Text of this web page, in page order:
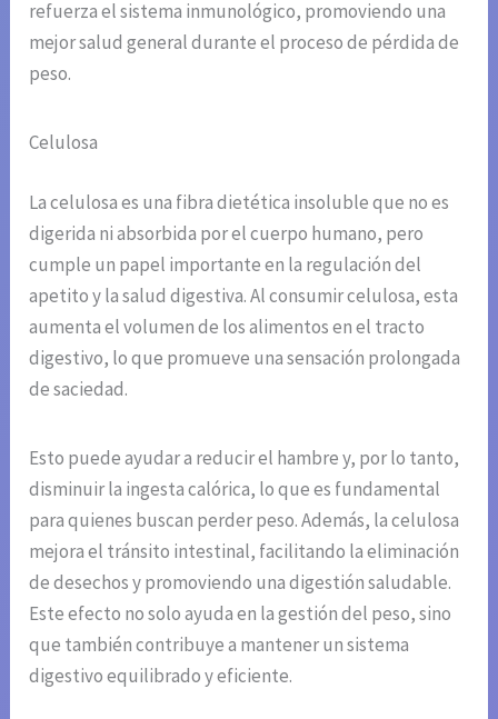
refuerza el sistema inmunológico, promoviendo una
mejor salud general durante el proceso de pérdida de
peso.
Celulosa
La celulosa es una fibra dietética insoluble que no es
digerida ni absorbida por el cuerpo humano, pero
cumple un papel importante en la regulación del
apetito y la salud digestiva. Al consumir celulosa, esta
aumenta el volumen de los alimentos en el tracto
digestivo, lo que promueve una sensación prolongada
de saciedad.
Esto puede ayudar a reducir el hambre y, por lo tanto,
disminuir la ingesta calórica, lo que es fundamental
para quienes buscan perder peso. Además, la celulosa
mejora el tránsito intestinal, facilitando la eliminación
de desechos y promoviendo una digestión saludable.
Este efecto no solo ayuda en la gestión del peso, sino
que también contribuye a mantener un sistema
digestivo equilibrado y eficiente.